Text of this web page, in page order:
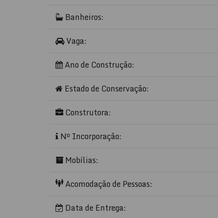
🍖Churrasqueira privativa
🍽️Cozinha decorada
🧺 Área de serviço
🏙️Infraestrutura e
Fácil acesso à
Edifício comacesso para deficientes
Banheiros:
Vaga:
Ano de Construção:
Estado de Conservação:
Construtora:
Nº Incorporação:
Mobílias:
Acomodação de Pessoas:
Data de Entrega: